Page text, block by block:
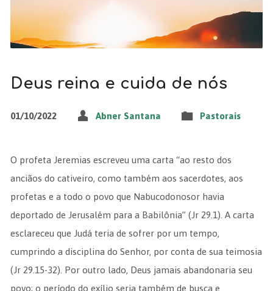
Deus reina e cuida de nós
01/10/2022 Abner Santana Pastorais
O profeta Jeremias escreveu uma carta “ao resto dos
anciãos do cativeiro, como também aos sacerdotes, aos
profetas e a todo o povo que Nabucodonosor havia
deportado de Jerusalém para a Babilônia” (Jr 29.1). A carta
esclareceu que Judá teria de sofrer por um tempo,
cumprindo a disciplina do Senhor, por conta de sua teimosia
(Jr 29.15-32). Por outro lado, Deus jamais abandonaria seu
povo; o período do exílio seria também de busca e